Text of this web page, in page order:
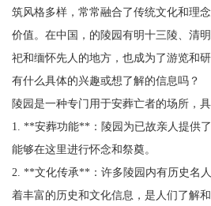
筑风格多样，常常融合了传统文化和理
价值。在中国，的陵园有明十三陵、清
祀和缅怀先人的地方，也成为了游览和
有什么具体的兴趣或想了解的信息吗？
陵园是一种专门用于安葬亡者的场所，
1. **安葬功能**：陵园为已故亲人提供
能够在这里进行怀念和祭奠。
2. **文化传承**：许多陵园内有历史名
着丰富的历史和文化信息，是人们了解